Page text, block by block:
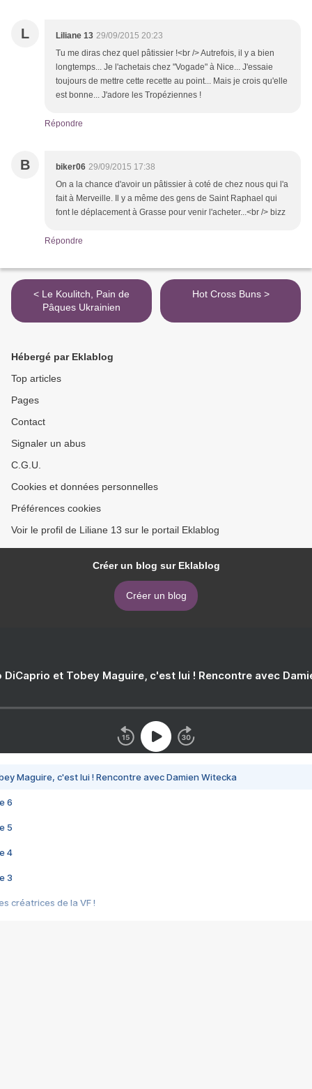
L Liliane 13 29/09/2015 20:23
Tu me diras chez quel pâtissier !<br /> Autrefois, il y a bien
longtemps... Je l'achetais chez "Vogade" à Nice... J'essaie
toujours de mettre cette recette au point... Mais je crois qu'elle
est bonne... J'adore les Tropéziennes !
Répondre
B biker06 29/09/2015 17:38
On a la chance d'avoir un pâtissier à coté de chez nous qui l'a
fait à Merveille. Il y a même des gens de Saint Raphael qui
font le déplacement à Grasse pour venir l'acheter...<br /> bizz
Répondre
< Le Koulitch, Pain de
Pâques Ukrainien
Hot Cross Buns >
Hébergé par Eklablog
Top articles
Pages
Contact
Signaler un abus
C.G.U.
Cookies et données personnelles
Préférences cookies
Voir le profil de Liliane 13 sur le portail Eklablog
Créer un blog sur Eklablog
Créer un blog
DiCaprio et Tobey Maguire, c'est lui ! Rencontre avec
Maguire, c'est lui ! Rencontre avec Damien Witecka
6
5
4
3
créatrices de la VF !